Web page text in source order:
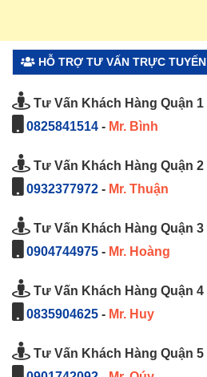
HỖ TRỢ TƯ VẤN TRỰC TUYẾN
Tư Vấn Khách Hàng Quận 1
0825841514 - Mr. Bình
Tư Vấn Khách Hàng Quận 2
0932377972 - Mr. Thuận
Tư Vấn Khách Hàng Quận 3
0904744975 - Mr. Hoàng
Tư Vấn Khách Hàng Quận 4
0835904625 - Mr. Huy
Tư Vấn Khách Hàng Quận 5